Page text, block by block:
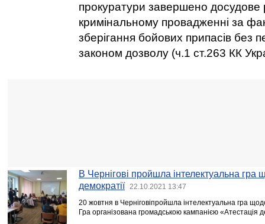
прокуратури завершено досудове
кримінальному провадженні за
зберігання бойових припасів без
законом дозволу (ч.1 ст.263 КК
В Чернігові пройшла інтелектуальна гра
демократії
22.10.2021 13:47
20 жовтня в Черніговіпройшла інтелектуальна гра
Гра організована громадською кампанією «Атестація